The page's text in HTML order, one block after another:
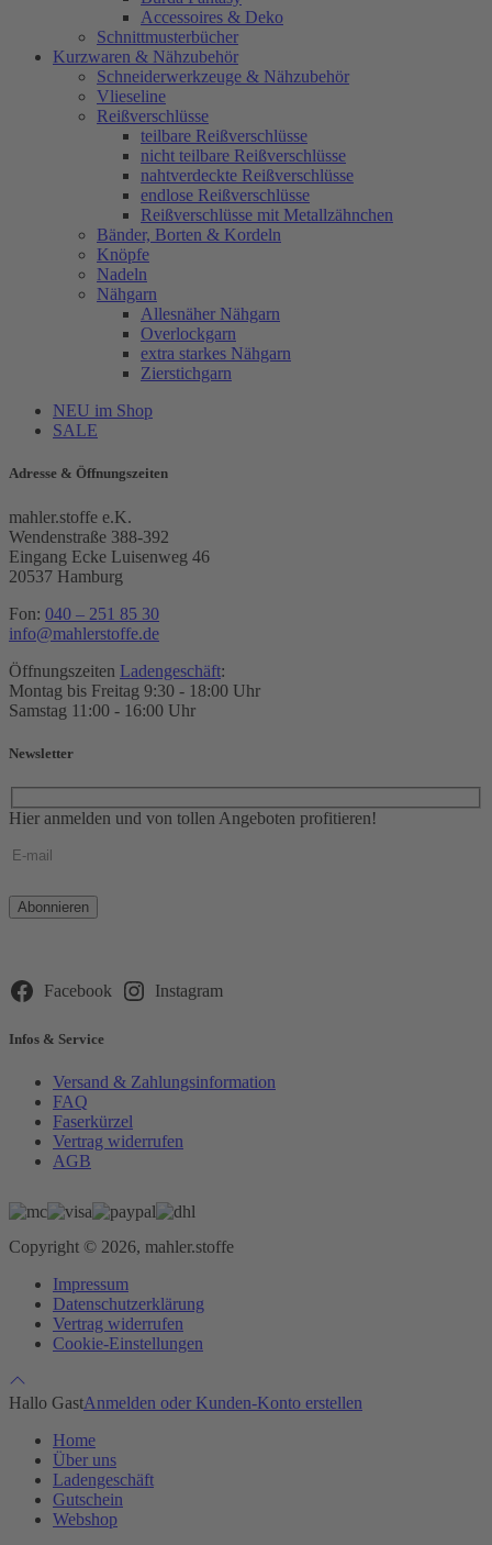
Accessoires & Deko
Schnittmusterbücher
Kurzwaren & Nähzubehör
Schneiderwerkzeuge & Nähzubehör
Vlieseline
Reißverschlüsse
teilbare Reißverschlüsse
nicht teilbare Reißverschlüsse
nahtverdeckte Reißverschlüsse
endlose Reißverschlüsse
Reißverschlüsse mit Metallzähnchen
Bänder, Borten & Kordeln
Knöpfe
Nadeln
Nähgarn
Allesnäher Nähgarn
Overlockgarn
extra starkes Nähgarn
Zierstichgarn
NEU im Shop
SALE
Adresse & Öffnungszeiten
mahler.stoffe e.K.
Wendenstraße 388-392
Eingang Ecke Luisenweg 46
20537 Hamburg
Fon: 040 – 251 85 30
info@mahlerstoffe.de
Öffnungszeiten Ladengeschäft:
Montag bis Freitag 9:30 - 18:00 Uhr
Samstag 11:00 - 16:00 Uhr
Newsletter
Hier anmelden und von tollen Angeboten profitieren!
Bitte
lasse
leer.
Facebook Instagram
Infos & Service
Versand & Zahlungsinformation
FAQ
Faserkürzel
Vertrag widerrufen
AGB
Copyright © 2026, mahler.stoffe
Impressum
Datenschutzerklärung
Vertrag widerrufen
Cookie-Einstellungen
Hallo GastAnmelden oder Kunden-Konto erstellen
Home
Über uns
Ladengeschäft
Gutschein
Webshop